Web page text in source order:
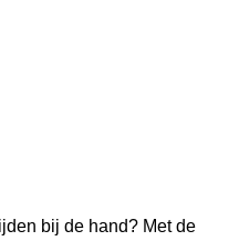
bij de hand? Met de